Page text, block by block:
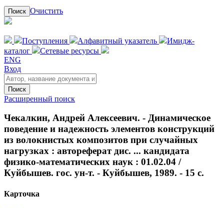
Поиск Очистить
Поступления Алфавитный указатель
Имидж-
каталог
Сетевые ресурсы
ENG
Вход
Поиск
Расширенный поиск
Чекалкин, Андрей Алексеевич. - Динамическое
поведение и надежность элементов конструкций
из волокнистых композитов при случайных
нагрузках : автореферат дис. ... кандидата
физико-математических наук : 01.02.04 /
Куйбышев. гос. ун-т. - Куйбышев, 1989. - 15 с.
Карточка